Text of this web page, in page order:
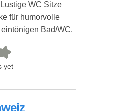
WC Sitze
für humorvolle
Bad/WC.
yet